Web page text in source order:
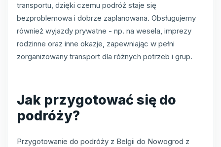
transportu, dzięki czemu podróż staje się
bezproblemowa i dobrze zaplanowana. Obsługujemy
również wyjazdy prywatne - np. na wesela, imprezy
rodzinne oraz inne okazje, zapewniając w pełni
zorganizowany transport dla różnych potrzeb i grup.
Jak przygotować się do
podróży?
Przygotowanie do podróży z Belgii do Nowogrod z